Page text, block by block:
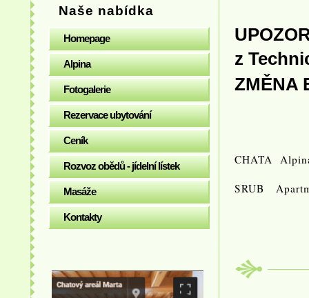
Naše nabídka
Homepage
Alpina
Fotogalerie
Rezervace ubytování
Ceník
Rozvoz obědů - jídelní lístek
Masáže
Kontakty
z
CHATA
SRUB